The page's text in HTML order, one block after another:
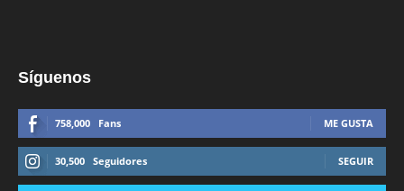
Síguenos
758,000 Fans ME GUSTA
30,500 Seguidores SEGUIR